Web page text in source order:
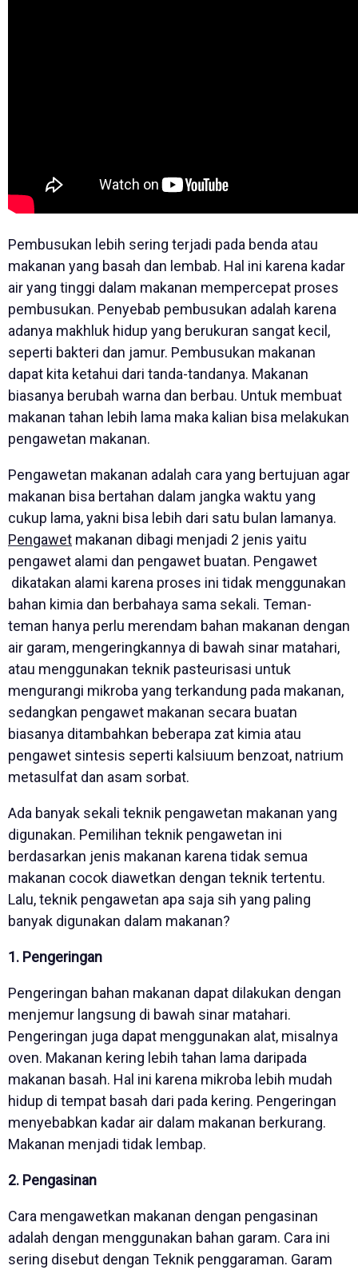
Pembusukan lebih sering terjadi pada benda atau
makanan yang basah dan lembab. Hal ini karena kadar
air yang tinggi dalam makanan mempercepat proses
pembusukan. Penyebab pembusukan adalah karena
adanya makhluk hidup yang berukuran sangat kecil,
seperti bakteri dan jamur. Pembusukan makanan
dapat kita ketahui dari tanda-tandanya. Makanan
biasanya berubah warna dan berbau. Untuk membuat
makanan tahan lebih lama maka kalian bisa melakukan
pengawetan makanan.
Pengawetan makanan adalah cara yang bertujuan agar
makanan bisa bertahan dalam jangka waktu yang
cukup lama, yakni bisa lebih dari satu bulan lamanya.
Pengawet makanan dibagi menjadi 2 jenis yaitu
pengawet alami dan pengawet buatan. Pengawet
dikatakan alami karena proses ini tidak menggunakan
bahan kimia dan berbahaya sama sekali. Teman-
teman hanya perlu merendam bahan makanan dengan
air garam, mengeringkannya di bawah sinar matahari,
atau menggunakan teknik pasteurisasi untuk
mengurangi mikroba yang terkandung pada makanan,
sedangkan pengawet makanan secara buatan
biasanya ditambahkan beberapa zat kimia atau
pengawet sintesis seperti kalsiuum benzoat, natrium
metasulfat dan asam sorbat.
Ada banyak sekali teknik pengawetan makanan yang
digunakan. Pemilihan teknik pengawetan ini
berdasarkan jenis makanan karena tidak semua
makanan cocok diawetkan dengan teknik tertentu.
Lalu, teknik pengawetan apa saja sih yang paling
banyak digunakan dalam makanan?
1. Pengeringan
Pengeringan bahan makanan dapat dilakukan dengan
menjemur langsung di bawah sinar matahari.
Pengeringan juga dapat menggunakan alat, misalnya
oven. Makanan kering lebih tahan lama daripada
makanan basah. Hal ini karena mikroba lebih mudah
hidup di tempat basah dari pada kering. Pengeringan
menyebabkan kadar air dalam makanan berkurang.
Makanan menjadi tidak lembap.
2. Pengasinan
Cara mengawetkan makanan dengan pengasinan
adalah dengan menggunakan bahan garam. Cara ini
sering disebut dengan Teknik penggaraman. Garam